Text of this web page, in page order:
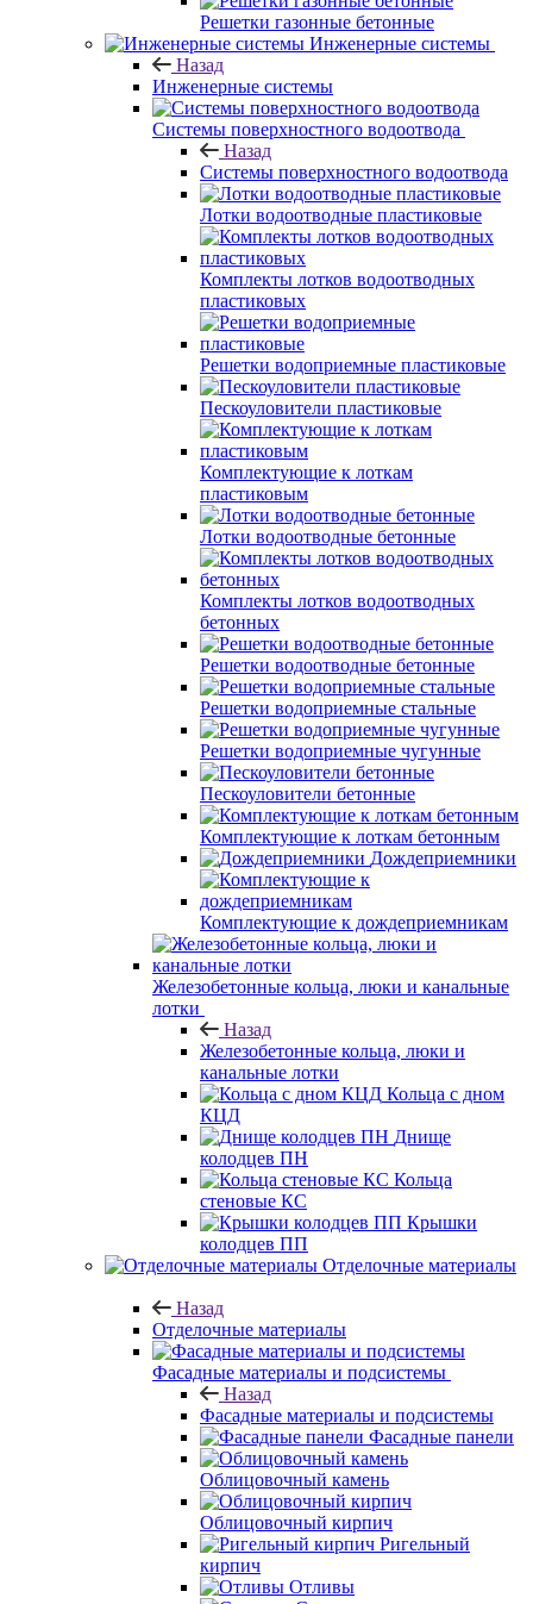
Решетки газонные бетонные
Инженерные системы
Назад
Инженерные системы
Системы поверхностного водоотвода
Назад
Системы поверхностного водоотвода
Лотки водоотводные пластиковые
Комплекты лотков водоотводных
пластиковых
Решетки водоприемные пластиковые
Пескоуловители пластиковые
Комплектующие к лоткам
пластиковым
Лотки водоотводные бетонные
Комплекты лотков водоотводных
бетонных
Решетки водоотводные бетонные
Решетки водоприемные стальные
Решетки водоприемные чугунные
Пескоуловители бетонные
Комплектующие к лоткам бетонным
Дождеприемники
Комплектующие к дождеприемникам
Железобетонные кольца, люки и канальные
лотки
Назад
Железобетонные кольца, люки и
канальные лотки
Кольца с дном
КЦД
Днище
колодцев ПН
Кольца
стеновые КС
Крышки
колодцев ПП
Отделочные материалы
Назад
Отделочные материалы
Фасадные материалы и подсистемы
Назад
Фасадные материалы и подсистемы
Фасадные панели
Облицовочный камень
Облицовочный кирпич
Ригельный
кирпич
Отливы